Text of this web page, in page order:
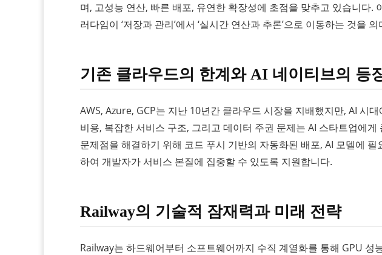
며, 고성능 연산, 빠른 배포, 유연한 확장성에 초점을 맞추고 있습니다.
러다임이 ‘저장과 관리’에서 ‘실시간 연산과 추론’으로 이동하는 것을
기존 클라우드의 한계와 AI 네이티브의 등
AWS, Azure, GCP는 지난 10년간 클라우드 시장을 지배했지만, AI 시
비용, 복잡한 서비스 구조, 그리고 데이터 주권 문제는 AI 스타트업에
문제점을 해결하기 위해 코드 푸시 기반의 자동화된 배포, AI 모델에
하여 개발자가 서비스 본질에 집중할 수 있도록 지원합니다.
Railway의 기술적 잠재력과 미래 전략
Railway는 하드웨어부터 소프트웨어까지 수직 계열화를 통해 GPU 성